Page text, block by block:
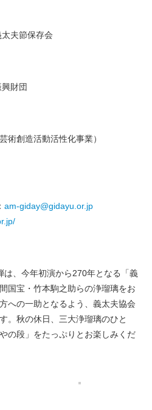
夫節保存会
財団
術創造活動活性化事業）
am-giday@gidayu.or.jp
は、今年初演から270年となる「義
国宝・竹本駒之助らの浄瑠璃をお
への一助となるよう、義太夫協会
。秋の休日、三大浄瑠璃のひと
の段」をたっぷりとお楽しみくだ